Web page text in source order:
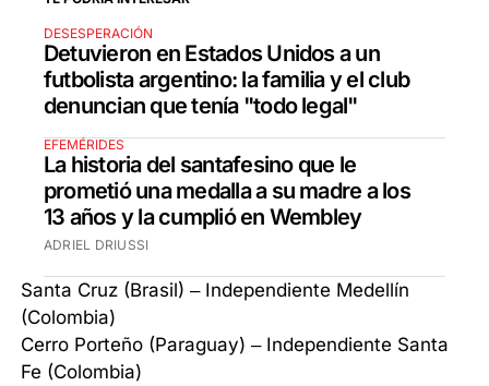
DESESPERACIÓN
Detuvieron en Estados Unidos a un
futbolista argentino: la familia y el club
denuncian que tenía "todo legal"
EFEMÉRIDES
La historia del santafesino que le
prometió una medalla a su madre a los
13 años y la cumplió en Wembley
ADRIEL DRIUSSI
Santa Cruz (Brasil) – Independiente Medellín
(Colombia)
Cerro Porteño (Paraguay) – Independiente Santa
Fe (Colombia)